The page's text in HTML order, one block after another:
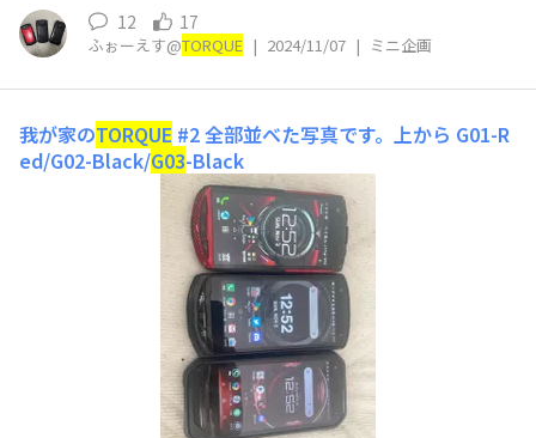
12 17
ふぉーえす@TORQUE | 2024/11/07 | ミニ企画
我が家のTORQUE #2全部並べた写真です。上から G01-R
ed/G02-Black/G03-Black